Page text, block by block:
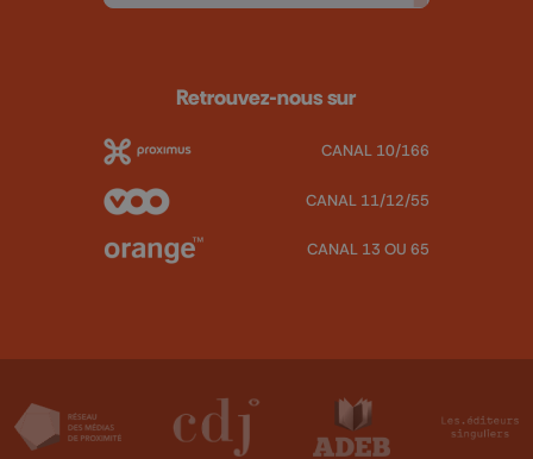
Retrouvez-nous sur
CANAL 10/166
CANAL 11/12/55
CANAL 13 OU 65